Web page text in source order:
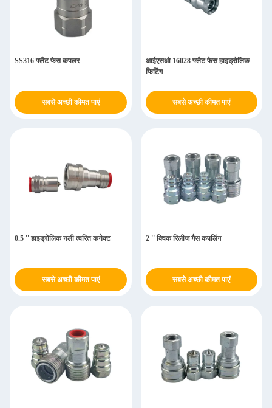
SS316 फ्लैट फेस कपलर
सबसे अच्छी कीमत पाएं
आईएसओ 16028 फ्लैट फेस हाइड्रोलिक
फिटिंग
सबसे अच्छी कीमत पाएं
0.5 '' हाइड्रोलिक नली त्वरित कनेक्ट
सबसे अच्छी कीमत पाएं
2 '' क्विक रिलीज गैस कपलिंग
सबसे अच्छी कीमत पाएं